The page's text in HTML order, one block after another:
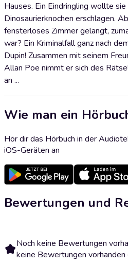
Hauses. Ein Eindringling wollte
Dinosaurierknochen erschlagen.
fensterloses Zimmer gelangt,
war? Ein Kriminalfall ganz nach
Dupin! Zusammen mit seinem
Allan Poe nimmt er sich des
an ...
Wie man ein
Hör dir das Hörbuch in der
iOS-Geräten an
Bewertungen und
Noch keine Bewertungen
keine Bewertungen vorhanden